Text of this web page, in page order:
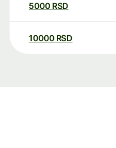
5000 RSD
10000 RSD